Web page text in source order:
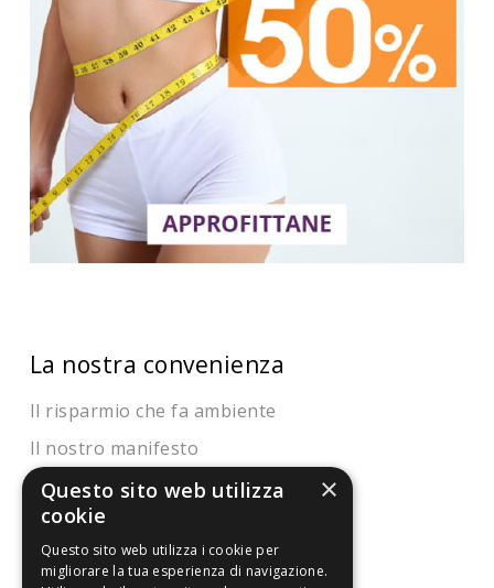
La nostra convenienza
Il risparmio che fa ambiente
Il nostro manifesto
Il blog
Perché fidarti
Vendi con noi
×
Questo sito web utilizza
cookie
Questo sito web utilizza i cookie per
migliorare la tua esperienza di navigazione.